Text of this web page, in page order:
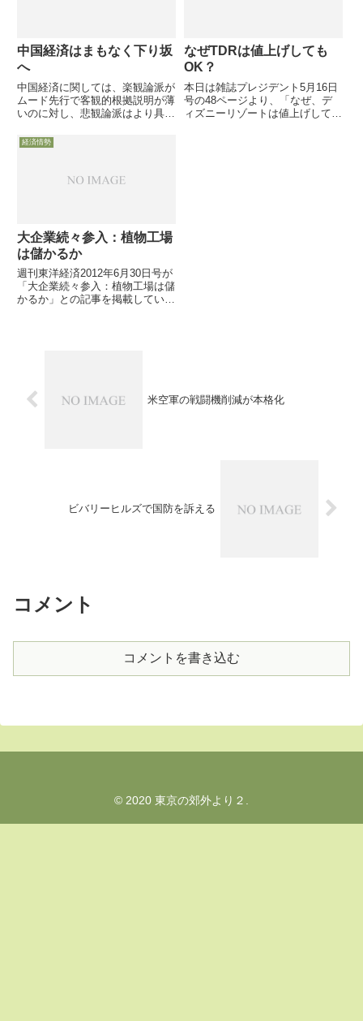
中国経済はまもなく下り坂
へ
中国経済に関しては、楽観論派が
ムード先行で客観的根拠説明が薄
いのに対し、悲観論派はより具体
で見られる特徴です。月刊情報誌
「フォーサイト」の２月号
なぜTDRは値上げしても
OK？
本日は雑誌プレジデント5月16日
号の48ページより、「なぜ、デ
ィズニーリゾートは値上げしても
経済情勢
大企業続々参入：植物工場
は儲かるか
週刊東洋経済2012年6月30日号が
「大企業続々参入：植物工場は儲
かるか」との記事を掲載していま
米空軍の戦闘機削減が本格化
ビバリーヒルズで国防を訴える
コメント
コメントを書き込む
© 2020 東京の郊外より２.